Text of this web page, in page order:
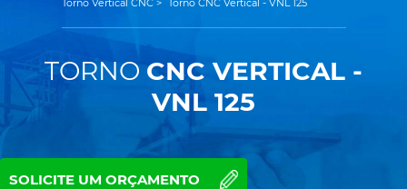
Torno Vertical CNC > Torno CNC Vertical - VNL 125
TORNOCNC VERTICAL -
VNL 125
SOLICITE UM ORÇAMENTO